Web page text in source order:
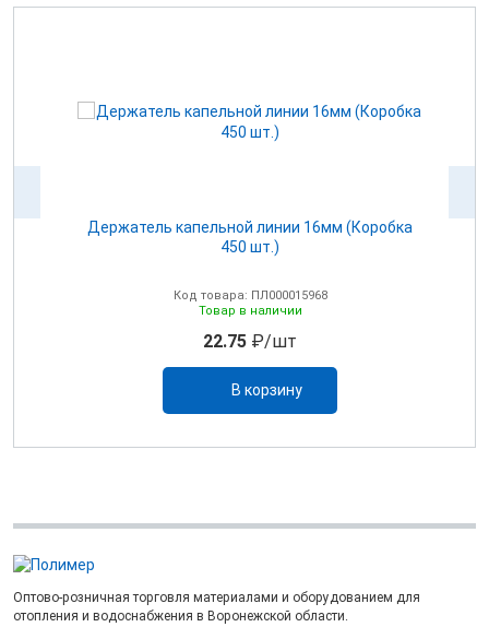
Держатель капельной линии 16мм (Коробка
450 шт.)
Код товара: ПЛ000015968
Товар в наличии
22.75 ₽/шт
В корзину
Оптово-розничная торговля материалами и оборудованием для
отопления и водоснабжения в Воронежской области.